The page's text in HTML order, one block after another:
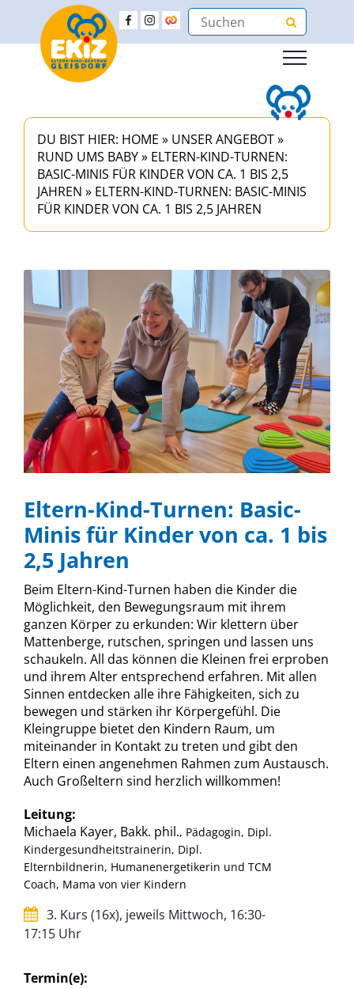
DU BIST HIER: HOME » UNSER ANGEBOT»
RUND UMS BABY» ELTERN-KIND-TURNEN:
BASIC-MINIS FÜR KINDER VON CA. 1 BIS 2,5
JAHREN » ELTERN-KIND-TURNEN: BASIC-MINIS
FÜR KINDER VON CA. 1 BIS 2,5 JAHREN
Eltern-Kind-Turnen: Basic-
Minis für Kinder von ca. 1 bis
2,5 Jahren
Beim Eltern-Kind-Turnen haben die Kinder die
Möglichkeit, den Bewegungsraum mit ihrem
ganzen Körper zu erkunden: Wir klettern über
Mattenberge, rutschen, springen und lassen uns
schaukeln. All das können die Kleinen frei erproben
und ihrem Alter entsprechend erfahren. Mit allen
Sinnen entdecken alle ihre Fähigkeiten, sich zu
bewegen und stärken ihr Körpergefühl. Die
Kleingruppe bietet den Kindern Raum, um
miteinander in Kontakt zu treten und gibt den
Eltern einen angenehmen Rahmen zum Austausch.
Auch Großeltern sind herzlich willkommen!
Leitung:
Michaela Kayer, Bakk. phil., Pädagogin, Dipl.
Kindergesundheitstrainerin, Dipl.
Elternbildnerin, Humanenergetikerin und TCM
Coach, Mama von vier Kindern
3. Kurs (16x), jeweils Mittwoch, 16:30-
17:15 Uhr
Termin(e):